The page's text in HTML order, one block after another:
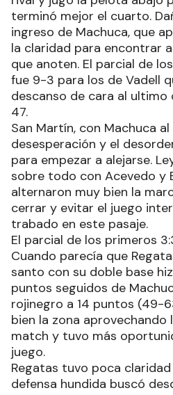
terminó mejor el cuarto.
ingreso de Machuca, que
la claridad para encontrar
que anoten. El parcial de
fue 9-3 para los de Vadell
descanso de cara al
47.
San Martín, con Machuca
desesperación y el
para empezar a alejarse.
sobre todo con Acevedo y
alternaron muy bien la
cerrar y evitar el juego
trabado en este pasaje.
El parcial de los primeros
Cuando parecía que
santo con su doble base
puntos seguidos de
rojinegro a 14 puntos (49-
bien la zona aprovechando
match y tuvo más
juego.
Regatas tuvo poca
defensa hundida buscó